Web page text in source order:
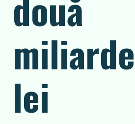
lei